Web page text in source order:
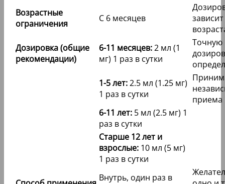
Возрастные
ограничения
С 6 месяцев
Дозировка (общие
рекомендации)
6-11 месяцев:2 мл (1
мг) 1 раз в сутки
Точную
1-5 лет:2.5 мл (1.25 мг)
1 раз в сутки
6-11 лет: 5 мл (2.5 мг) 1
раз в сутки
Старше 12 лет и
взрослые: 10 мл (5 мг)
1 раз в сутки
Внутрь, один раз в